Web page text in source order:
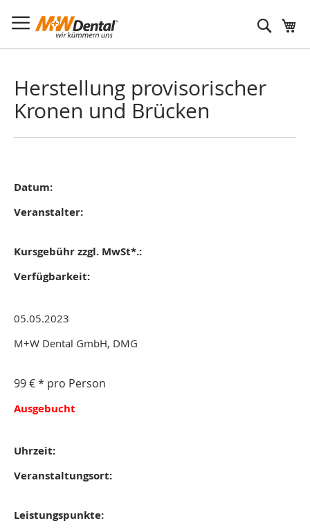
Suche
Herstellung provisorischer
Kronen und Brücken
Datum:
Veranstalter:
Kursgebühr zzgl. MwSt*.:
Verfügbarkeit:
05.05.2023
M+W Dental GmbH, DMG
99 € * pro Person
Ausgebucht
Uhrzeit:
Veranstaltungsort:
Leistungspunkte: